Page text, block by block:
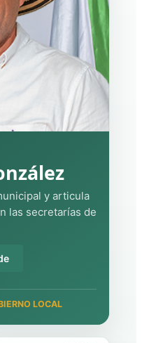
y articula
las secretarías de
LOCAL